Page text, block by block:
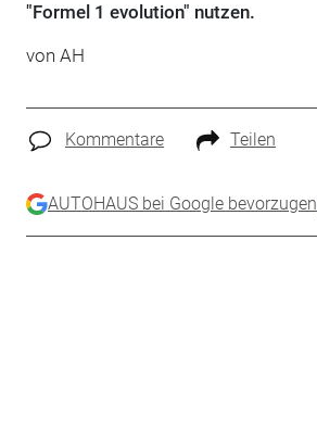
"Formel 1 evolution" nutzen.
von AH
Kommentare Teilen
AUTOHAUS bei Google bevorzugen